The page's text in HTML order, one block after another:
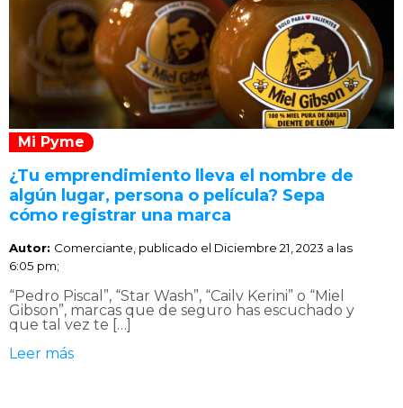
Mi Pyme
¿Tu emprendimiento lleva el nombre de
algún lugar, persona o película? Sepa
cómo registrar una marca
Autor: Comerciante, publicado el Diciembre 21, 2023 a las
6:05 pm;
“Pedro Piscal”, “Star Wash”, “Cailv Kerini” o “Miel
Gibson”, marcas que de seguro has escuchado y
que tal vez te […]
Leer más